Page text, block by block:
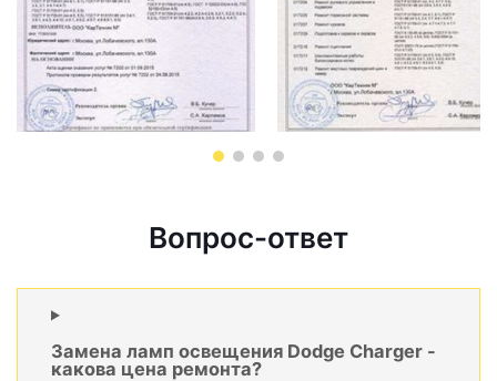
Вопрос-ответ
Замена ламп освещения Dodge Charger -
какова цена ремонта?